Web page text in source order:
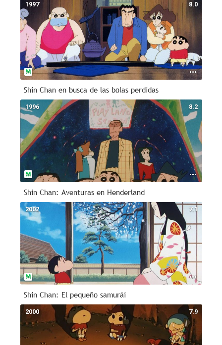
8.0
1997
Shin Chan en busca de las bolas perdidas
8.2
1996
Shin Chan: Aventuras en Henderland
7.1
2002
Shin Chan: El pequeño samurái
7.9
2000